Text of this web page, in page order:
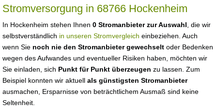
Stromversorgung in 68766 Hockenheim
In Hockenheim stehen Ihnen 0 Stromanbieter zur Auswahl , die wir
selbstverständlich in unseren Stromvergleich einbeziehen. Auch
wenn Sie noch nie den Stromanbieter gewechselt oder Bedenken
wegen des Aufwandes und eventueller Risiken haben, möchten wir
Sie einladen, sich Punkt für Punkt überzeugen zu lassen. Zum
Beispiel konnten wir aktuell als günstigsten Stromanbieter
ausmachen, Ersparnisse von beträchtlichem Ausmaß sind keine
Seltenheit.